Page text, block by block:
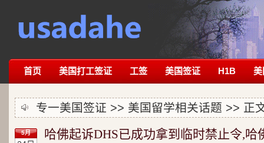
首页 美国打工签证 工签 美国签证 H1B 美
专一美国签证 >> 美国留学相关话题 >> 正
5月 哈佛起诉DHS已成功拿到临时禁止令,哈